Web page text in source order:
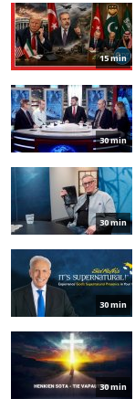
15 min
30 min
30 min
30 min
30 min